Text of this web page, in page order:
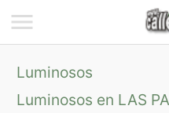
Luminosos
Luminosos en LAS